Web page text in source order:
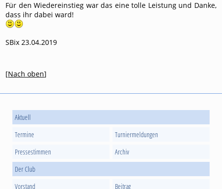
Für den Wiedereinstieg war das eine tolle Leistung und Danke,
dass ihr dabei ward!
SBix 23.04.2019
[Nach oben]
Aktuell
Termine
Turniermeldungen
Pressestimmen
Archiv
Der Club
Vorstand
Beitrag